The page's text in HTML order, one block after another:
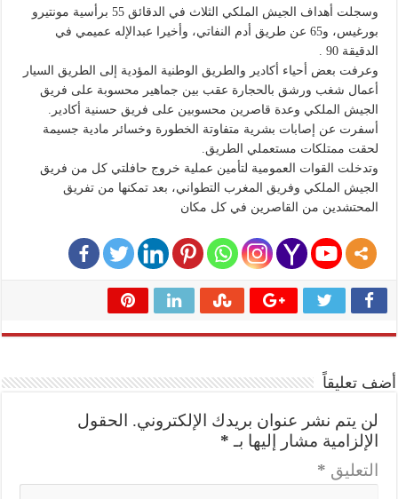
وسجلت أهداف الجيش الملكي الثلاث في الدقائق 55 برأسية مونتيرو
بورغيس، و65 عن طريق أدم النفاتي، وأخيرا عبدالإله عميمي في
الدقيقة 90 .
وعرفت بعض أحياء أكادير والطريق الوطنية المؤدية إلى الطريق السيار
أعمال شغب ورشق بالحجارة عقب بين جماهير محسوبة على فريق
الجيش الملكي وعدة قاصرين محسوبين على فريق حسنية أكادير.
أسفرت عن إصابات بشرية متفاوتة الخطورة وخسائر مادية جسيمة
لحقت ممتلكات مستعملي الطريق.
وتدخلت القوات العمومية لتأمين عملية خروج حافلتي كل من فريق
الجيش الملكي وفريق المغرب التطواني، بعد تمكنها من تفريق
المحتشدين من القاصرين في كل مكان
أضف تعليقاً
لن يتم نشر عنوان بريدك الإلكتروني.
الحقول
الإلزامية مشار إليها بـ *
التعليق *